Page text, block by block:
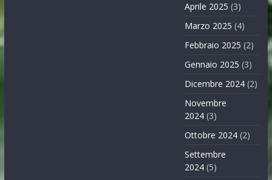
Aprile 2025 (3)
Marzo 2025 (4)
Febbraio 2025 (2)
Gennaio 2025 (3)
Dicembre 2024 (2)
Novembre
2024 (3)
Ottobre 2024 (2)
Settembre
2024 (5)